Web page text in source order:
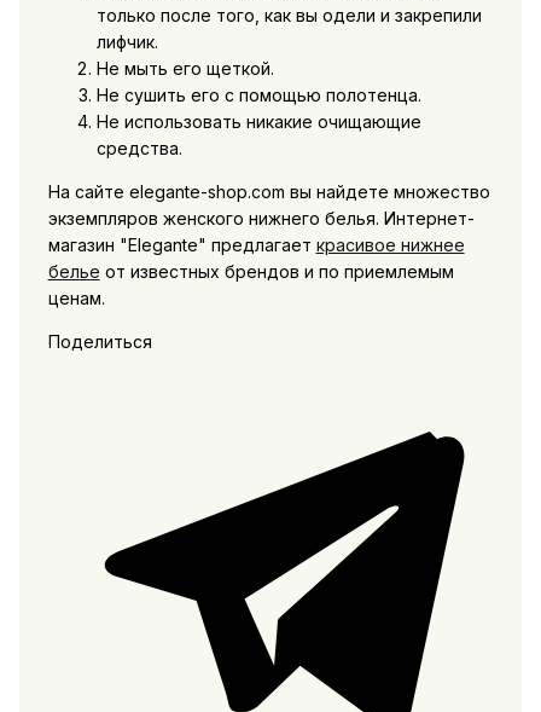
только после того, как вы одели и закрепили
лифчик.
Не мыть его щеткой.
Не сушить его с помощью полотенца.
Не использовать никакие очищающие
средства.
На сайте elegante-shop.com вы найдете множество
экземпляров женского нижнего белья. Интернет-
магазин "Elegante" предлагает красивое нижнее
белье от известных брендов и по приемлемым
ценам.
Поделиться